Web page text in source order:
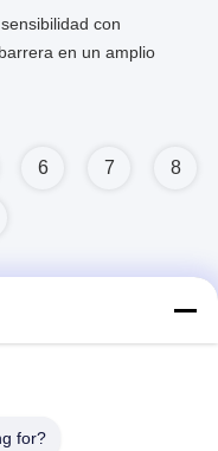
con
en un amplio
6 7 8
for?